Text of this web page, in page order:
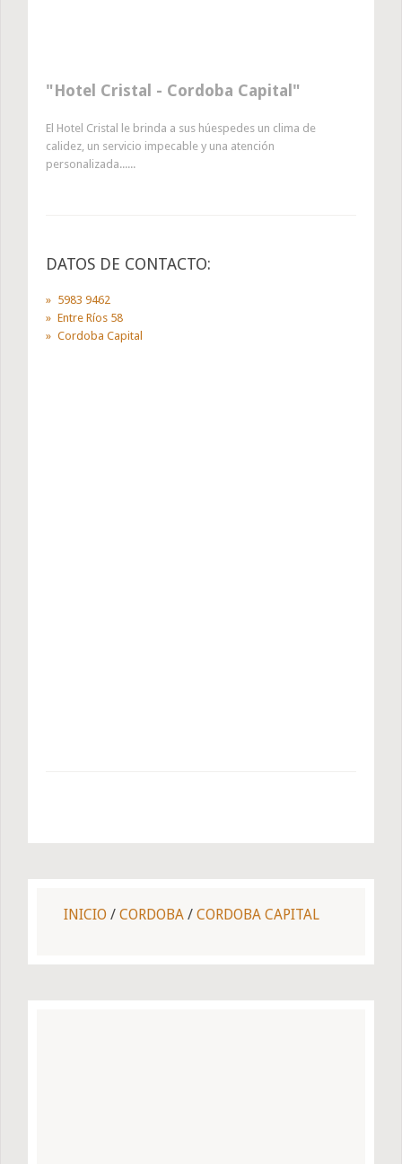
Hotel Cristal - Cordoba Capital
El Hotel Cristal le brinda a sus húespedes un clima de
calidez, un servicio impecable y una atención
personalizada......
DATOS DE CONTACTO:
5983 9462
Entre Ríos 58
Cordoba Capital
INICIO / CORDOBA / CORDOBA CAPITAL